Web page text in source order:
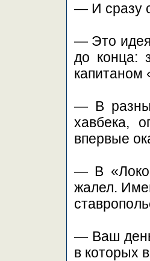
— И сразу
— Это идея
до конца:
капитаном
— В
хавбека,
впервые
— В
жалел.
— Ваш
в которых